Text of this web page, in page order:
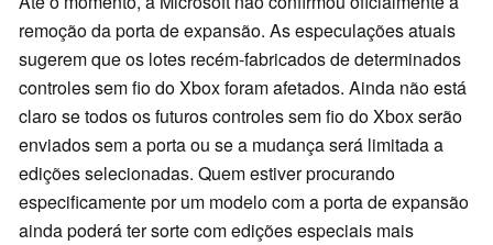
remoção da porta de expansão. As especulações atuais
sugerem que os lotes recém-fabricados de determinados
controles sem fio do Xbox foram afetados. Ainda não está
claro se todos os futuros controles sem fio do Xbox serão
enviados sem a porta ou se a mudança será limitada a
edições selecionadas. Quem estiver procurando
especificamente por um modelo com a porta de expansão
ainda poderá ter sorte com edições especiais mais